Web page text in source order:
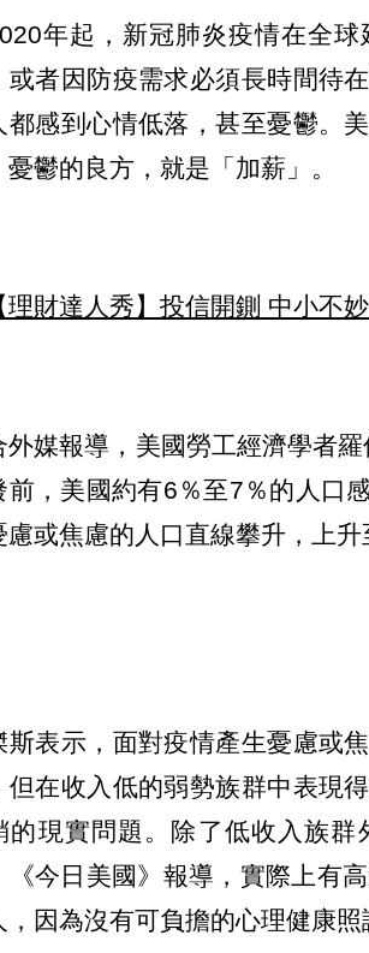
年起，新冠肺炎疫情在全
或者因防疫需求必須長時間待
都感到心情低落，甚至憂鬱。
憂鬱的良方，就是「加薪」。
財達人秀】投信開鍘 中小不
外媒報導，美國勞工經濟學者
前，美國約有6％至7％的人口
慮或焦慮的人口直線攀升，上升
斯表示，面對疫情產生憂慮或
但在收入低的弱勢族群中表現
的現實問題。除了低收入族
《今日美國》報導，實際上有
，因為沒有可負擔的心理健康照